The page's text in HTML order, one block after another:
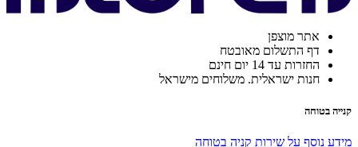
אתר מוצפן
דף התשלום מאובטח
החזרות עד 14 יום חינם
חנות ישראלית. משלוחים מישראל
קנייה בטוחה
מידע נוסף על שירות קניה בטוחה